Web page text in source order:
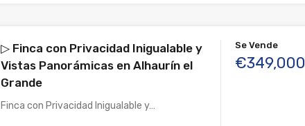
▷ Finca con Privacidad Inigualable y
Vistas Panorámicas en Alhaurín el
Grande
Finca con Privacidad Inigualable y…
Se Vende
€349,000